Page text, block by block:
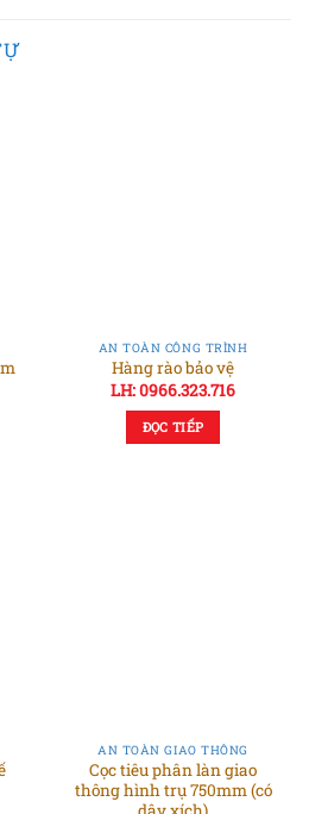
AN TOÀN CÔNG TRÌNH
Hàng rào bảo vệ
LH: 0966.323.716
ĐỌC TIẾP
AN TOÀN GIAO THÔNG
Cọc tiêu phân làn giao
thông hình trụ 750mm (có